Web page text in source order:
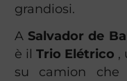
grandiosi.
A Salvador de
è il Trio Elétrico ,
su camion che